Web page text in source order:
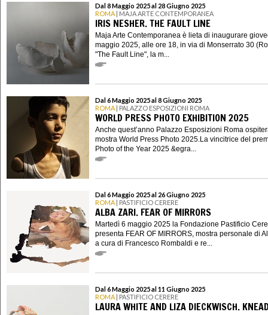
Dal 8 Maggio 2025 al 28 Giugno 2025
ROMA | MAJA ARTE CONTEMPORANEA
IRIS NESHER. THE FAULT LINE
Maja Arte Contemporanea è lieta di inaugurare
maggio 2025, alle ore 18, in via di Monserrato 30
"The Fault Line", la m...
Dal 6 Maggio 2025 al 8 Giugno 2025
ROMA | PALAZZO ESPOSIZIONI ROMA
WORLD PRESS PHOTO EXHIBITION 2025
Anche quest’anno Palazzo Esposizioni Roma
mostra World Press Photo 2025.La vincitrice del
Photo of the Year 2025 &egra...
Dal 6 Maggio 2025 al 26 Giugno 2025
ROMA | PASTIFICIO CERERE
ALBA ZARI. FEAR OF MIRRORS
Martedì 6 maggio 2025 la Fondazione Pastificio
presenta FEAR OF MIRRORS, mostra personale di
a cura di Francesco Rombaldi e re...
Dal 6 Maggio 2025 al 11 Giugno 2025
ROMA | PASTIFICIO CERERE
LAURA WHITE AND LIZA DIECKWISCH.